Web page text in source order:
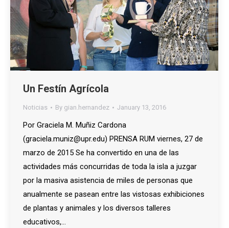
Un Festín Agrícola
Noticias By gian.hernandez January 13, 2016
Por Graciela M. Muñiz Cardona
(graciela.muniz@upr.edu) PRENSA RUM viernes, 27 de
marzo de 2015 Se ha convertido en una de las
actividades más concurridas de toda la isla a juzgar
por la masiva asistencia de miles de personas que
anualmente se pasean entre las vistosas exhibiciones
de plantas y animales y los diversos talleres
educativos,…